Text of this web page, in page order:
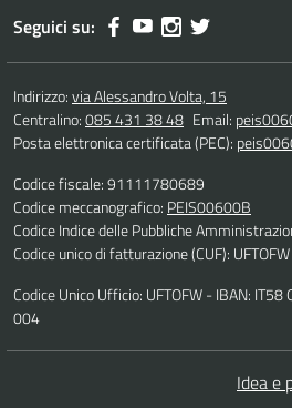
Seguici su:
Indirizzo:via Alessandro Volta, 15
Centralino:085 431 38 48 Email:
Posta elettronica certificata (PEC):
Codice fiscale: 91111780689
Codice meccanografico: PEIS00600B
Codice Indice delle Pubbliche
Codice unico di fatturazione (CUF): UFTOFW
Codice Unico Ufficio: UFTOFW - IBAN:
004
Idea e